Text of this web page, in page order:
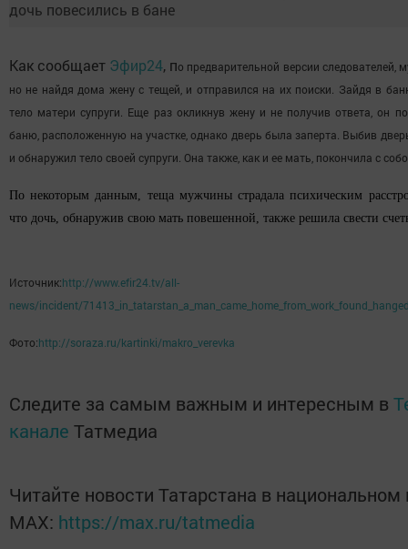
Как сообщает Эфир24, по предварительной версии следователей,
но не найдя дома жену с тещей, и отправился на их поиски. Зайдя в
тело матери супруги. Еще раз окликнув жену и не получив ответа, он
баню, расположенную на участке, однако дверь была заперта. Выбив
и обнаружил тело своей супруги. Она также, как и ее мать, покончила с
По некоторым данным, теща мужчины страдала психическим
что дочь, обнаружив свою мать повешенной, также решила свести
Источник:http://www.efir24.tv/all-
news/incident/
Фото:http://soraza.ru/kartinki/makro_verevka
Следите за самым важным и интересным в
канале Татмедиа
Читайте новости Татарстана в
MАХ: https://max.ru/tatmedia